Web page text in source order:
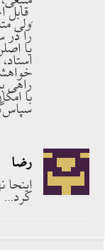
ولی
را
یا
راهی
با
رضا
کرد…